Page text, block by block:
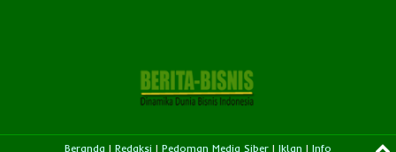
Beranda | Redaksi | Pedoman Media Siber | Iklan | Info